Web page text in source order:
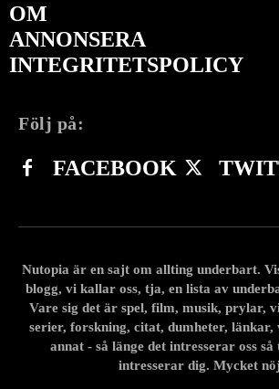
OM
ANNONSERA
INTEGRITETSPOLICY
Följ på:
FACEBOOK
Nutopia är en sajt om allting underbart.
blogg, vi kallar oss, tja, en lista av
Vare sig det är spel, film, musik, prylar,
serier, forskning, citat, dumheter, länkar,
annat - så länge det intresserar oss
intresserar dig. Mycket